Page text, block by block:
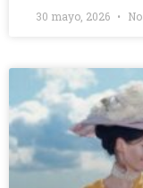
30 mayo, 2026